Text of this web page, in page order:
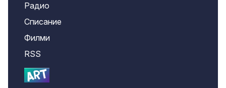
Радио
Списание
Филми
RSS